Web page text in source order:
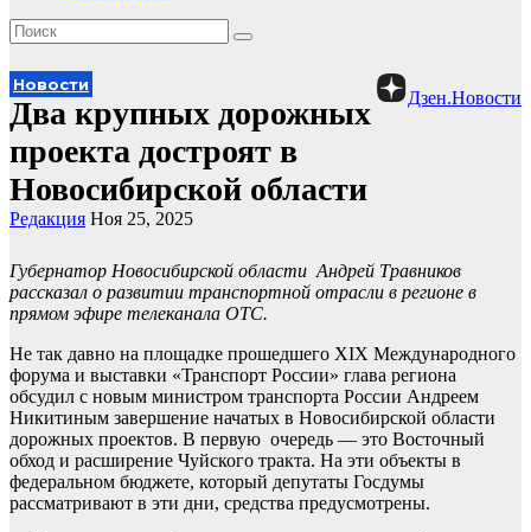
Дзен.Новости
Новости
Два крупных дорожных
проекта достроят в
Новосибирской области
Редакция Ноя 25, 2025
Губернатор Новосибирской области Андрей Травников
рассказал о развитии транспортной отрасли в регионе в
прямом эфире телеканала ОТС.
Не так давно на площадке прошедшего XIХ Международного
форума и выставки «Транспорт России» глава региона
обсудил с новым министром транспорта России Андреем
Никитиным завершение начатых в Новосибирской области
дорожных проектов. В первую очередь — это Восточный
обход и расширение Чуйского тракта. На эти объекты в
федеральном бюджете, который депутаты Госдумы
рассматривают в эти дни, средства предусмотрены.